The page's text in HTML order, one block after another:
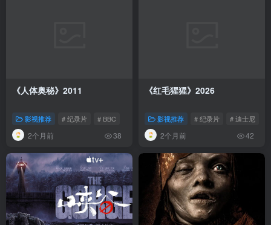
《人体奥秘》2011
影视推荐 # 纪录片 # BBC
2个月前 38
《红毛猩猩》2026
影视推荐 # 纪录片 # 迪士尼
2个月前 42